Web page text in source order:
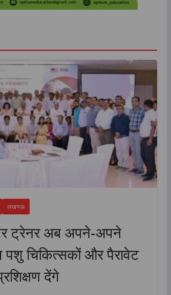
लखनऊ
ट्रेनर अब अपने-अपने
पशु चिकित्सकों और पैरावेट
देंगे